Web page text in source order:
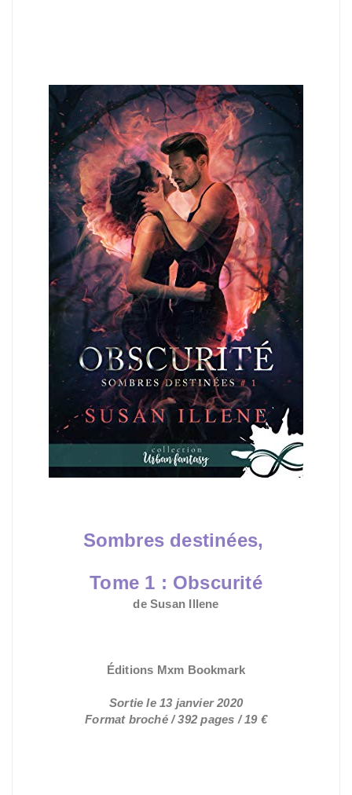
Sombres destinées,
Tome 1 : Obscurité
de Susan Illene
Sortie le 13 janvier 2020
Format broché / 392 pages / 19 €